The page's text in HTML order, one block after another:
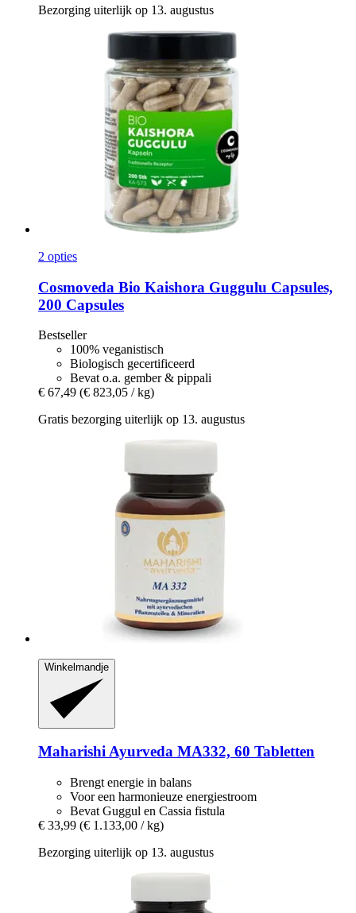
Bezorging uiterlijk op 13. augustus
2 opties
Cosmoveda Bio Kaishora Guggulu Capsules,
200 Capsules
Bestseller
100% veganistisch
Biologisch gecertificeerd
Bevat o.a. gember & pippali
€ 67,49 (€ 823,05 / kg)
Gratis bezorging uiterlijk op 13. augustus
Winkelmandje
Maharishi Ayurveda MA332, 60 Tabletten
Brengt energie in balans
Voor een harmonieuze energiestroom
Bevat Guggul en Cassia fistula
€ 33,99 (€ 1.133,00 / kg)
Bezorging uiterlijk op 13. augustus